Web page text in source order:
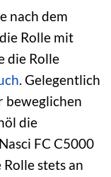
nach dem
Rolle mit
die Rolle
. Gelegentlich
beweglichen
die
FC C5000
stets an